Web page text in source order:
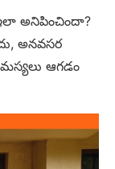
అనిపించిందా?
అనవసర
ఆగడం